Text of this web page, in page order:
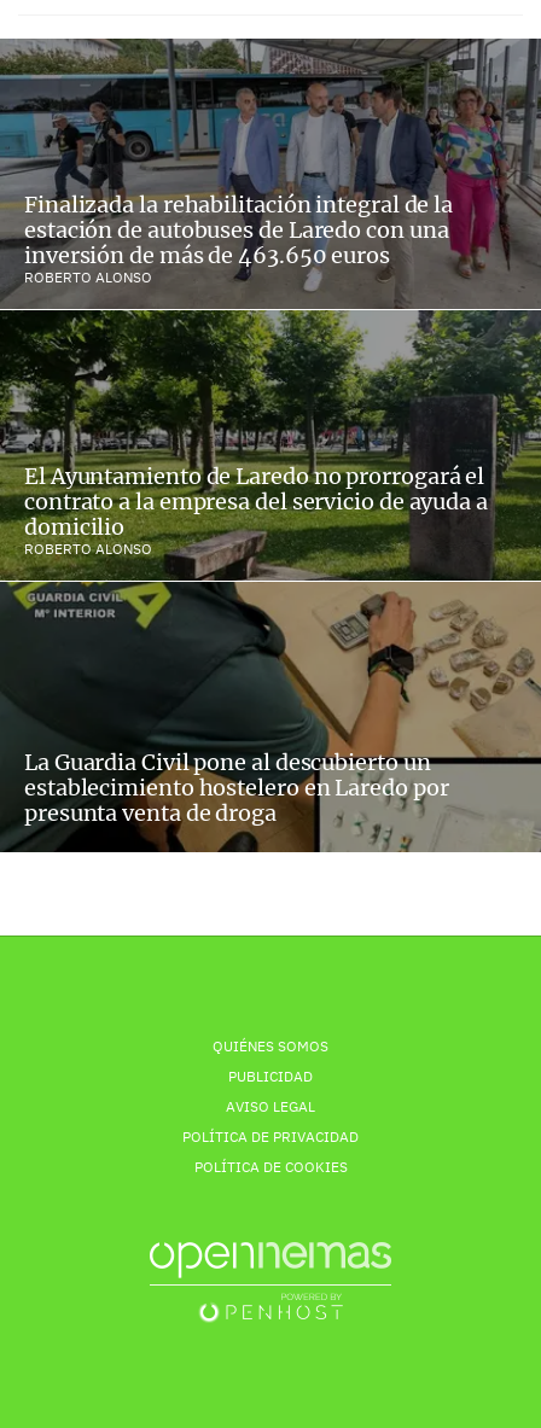
Finalizada la rehabilitación integral de la
estación de autobuses de Laredo con una
inversión de más de 463.650 euros
ROBERTO ALONSO
El Ayuntamiento de Laredo no prorrogará el
contrato a la empresa del servicio de ayuda a
domicilio
ROBERTO ALONSO
La Guardia Civil pone al descubierto un
establecimiento hostelero en Laredo por
presunta venta de droga
QUIÉNES SOMOS
PUBLICIDAD
AVISO LEGAL
POLÍTICA DE PRIVACIDAD
POLÍTICA DE COOKIES